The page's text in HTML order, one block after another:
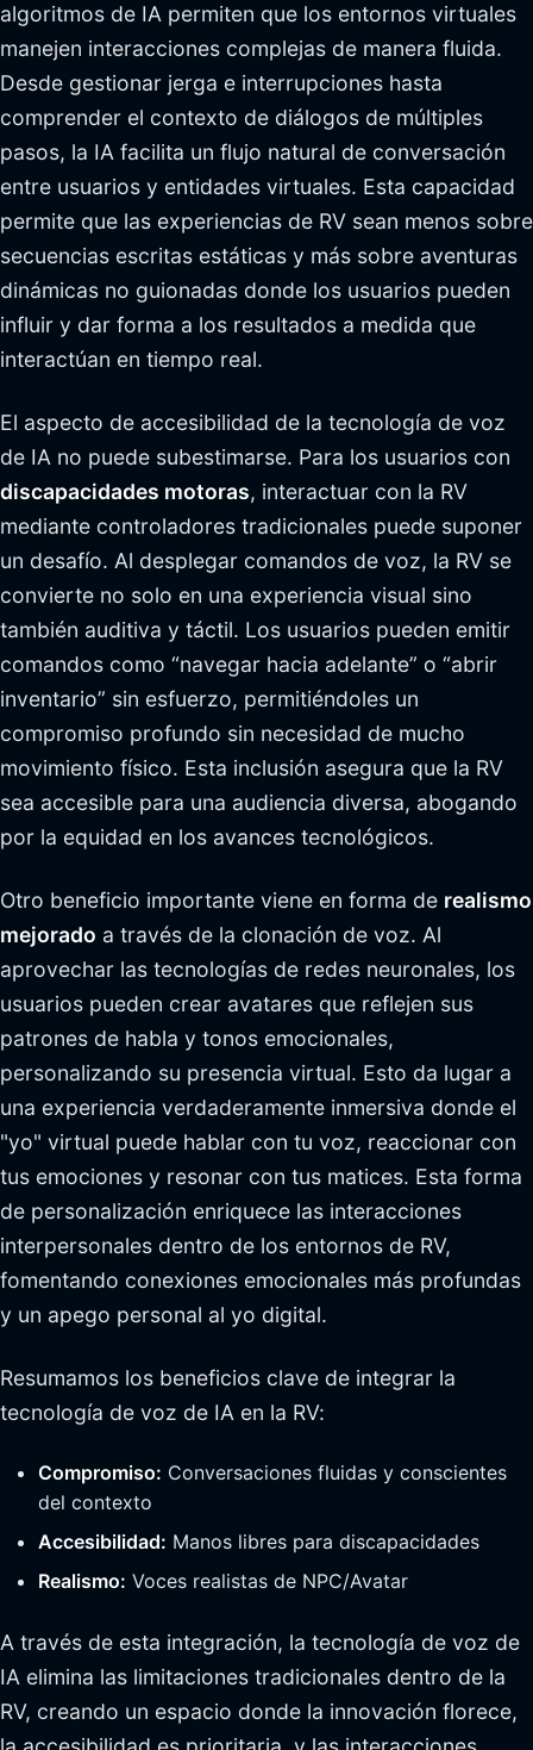
algoritmos de IA permiten que los entornos virtuales
manejen interacciones complejas de manera fluida.
Desde gestionar jerga e interrupciones hasta
comprender el contexto de diálogos de múltiples
pasos, la IA facilita un flujo natural de conversación
entre usuarios y entidades virtuales. Esta capacidad
permite que las experiencias de RV sean menos sobre
secuencias escritas estáticas y más sobre aventuras
dinámicas no guionadas donde los usuarios pueden
influir y dar forma a los resultados a medida que
interactúan en tiempo real.
El aspecto de accesibilidad de la tecnología de voz
de IA no puede subestimarse. Para los usuarios con
discapacidades motoras, interactuar con la RV
mediante controladores tradicionales puede suponer
un desafío. Al desplegar comandos de voz, la RV se
convierte no solo en una experiencia visual sino
también auditiva y táctil. Los usuarios pueden emitir
comandos como “navegar hacia adelante” o “abrir
inventario” sin esfuerzo, permitiéndoles un
compromiso profundo sin necesidad de mucho
movimiento físico. Esta inclusión asegura que la RV
sea accesible para una audiencia diversa, abogando
por la equidad en los avances tecnológicos.
Otro beneficio importante viene en forma de realismo
mejorado a través de la clonación de voz. Al
aprovechar las tecnologías de redes neuronales, los
usuarios pueden crear avatares que reflejen sus
patrones de habla y tonos emocionales,
personalizando su presencia virtual. Esto da lugar a
una experiencia verdaderamente inmersiva donde el
"yo" virtual puede hablar con tu voz, reaccionar con
tus emociones y resonar con tus matices. Esta forma
de personalización enriquece las interacciones
interpersonales dentro de los entornos de RV,
fomentando conexiones emocionales más profundas
y un apego personal al yo digital.
Resumamos los beneficios clave de integrar la
tecnología de voz de IA en la RV:
Compromiso: Conversaciones fluidas y conscientes
del contexto
Accesibilidad: Manos libres para discapacidades
Realismo: Voces realistas de NPC/Avatar
A través de esta integración, la tecnología de voz de
IA elimina las limitaciones tradicionales dentro de la
RV, creando un espacio donde la innovación florece,